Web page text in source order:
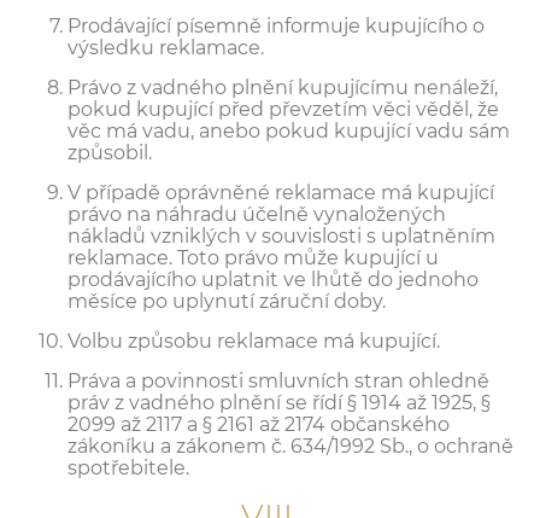
Prodávající písemně informuje kupujícího o
výsledku reklamace.
Právo z vadného plnění kupujícímu nenáleží,
pokud kupující před převzetím věci věděl, že
věc má vadu, anebo pokud kupující vadu sám
způsobil.
V případě oprávněné reklamace má kupující
právo na náhradu účelně vynaložených
nákladů vzniklých v souvislosti s uplatněním
reklamace. Toto právo může kupující u
prodávajícího uplatnit ve lhůtě do jednoho
měsíce po uplynutí záruční doby.
Volbu způsobu reklamace má kupující.
Práva a povinnosti smluvních stran ohledně
práv z vadného plnění se řídí § 1914 až 1925, §
2099 až 2117 a § 2161 až 2174 občanského
zákoníku a zákonem č. 634/1992 Sb., o ochraně
spotřebitele.